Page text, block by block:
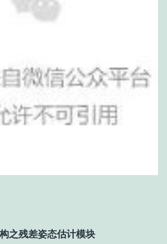
之残差姿态估计模块